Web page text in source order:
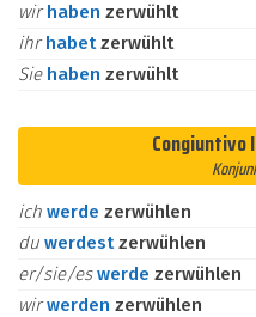
wirhaben zerwühlt
ihrhabetzerwühlt
Sie haben zerwühlt
Congiuntivo
ich werde zerwühlen
du werdestzerwühlen
er/sie/eswerde zerwühlen
wirwerden zerwühlen